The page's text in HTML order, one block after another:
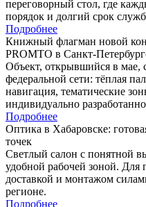
переговорный стол, где
порядок и долгий срок
Подробнее
Книжный флагман новой
PROMTO в Санкт-
Объект, открывшийся в мае,
федеральной сети: тёплая
навигация, тематические
индивидуально
Подробнее
Оптика в Хабаровске:
точек
Светлый салон с понятной
удобной рабочей зоной. Для
доставкой и монтажом
регионе.
Подробнее